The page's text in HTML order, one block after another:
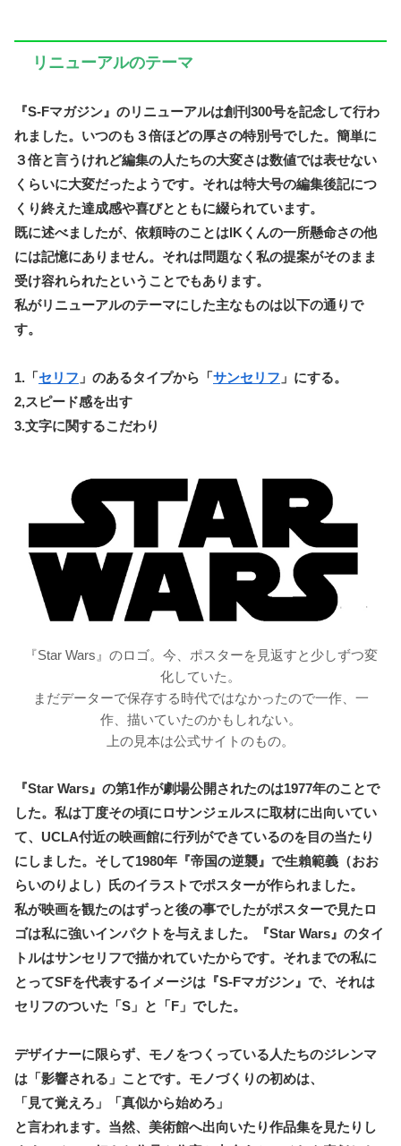
リニューアルのテーマ
『S-Fマガジン』のリニューアルは創刊300号を記念して行わ
れました。いつのも３倍ほどの厚さの特別号でした。簡単に
３倍と言うけれど編集の人たちの大変さは数値では表せない
くらいに大変だったようです。それは特大号の編集後記につ
くり終えた達成感や喜びとともに綴られています。
既に述べましたが、依頼時のことはIKくんの一所懸命さの他
には記憶にありません。それは問題なく私の提案がそのまま
受け容れられたということでもあります。
私がリニューアルのテーマにした主なものは以下の通りで
す。
1.「セリフ 」のあるタイプから「サンセリフ 」にする。
2,スピード感を出す
3.文字に関するこだわり
『Star Wars』のロゴ。今、ポスターを見返すと少しずつ変
化していた。
まだデーターで保存する時代ではなかったので一作、一
作、描いていたのかもしれない。
上の見本は公式サイトのもの。
『Star Wars』の第1作が劇場公開されたのは1977年のことで
した。私は丁度その頃にロサンジェルスに取材に出向いてい
て、UCLA付近の映画館に行列ができているのを目の当たり
にしました。そして1980年『帝国の逆襲』で生賴範義（おお
らいのりよし）氏のイラストでポスターが作られました。
私が映画を観たのはずっと後の事でしたがポスターで見たロ
ゴは私に強いインパクトを与えました。『Star Wars』のタイ
トルはサンセリフで描かれていたからです。それまでの私に
とってSFを代表するイメージは『S-Fマガジン』で、それは
セリフのついた「S」と「F」でした。
デザイナーに限らず、モノをつくっている人たちのジレンマ
は「影響される」ことです。モノづくりの初めは、
「見て覚えろ」「真似から始めろ」
と言われます。当然、美術館へ出向いたり作品集を見たりし